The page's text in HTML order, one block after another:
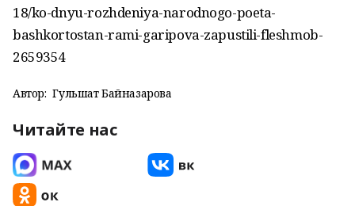
18/ko-dnyu-rozhdeniya-narodnogo-poeta-
bashkortostan-rami-garipova-zapustili-fleshmob-
2659354
Автор: Гульшат Байназарова
Читайте нас